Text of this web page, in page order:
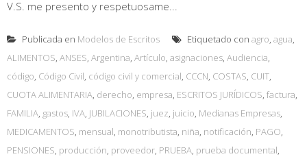
V.S. me presento y respetuosame...
Publicada en Modelos de Escritos Etiquetado con agro, agua,
ALIMENTOS, ANSES, Argentina, Artículo, asignaciones, Audiencia,
código, Código Civil, código civil y comercial, CCCN, COSTAS, CUIT,
CUOTA ALIMENTARIA, derecho, empresa, ESCRITOS JURÍDICOS, factura,
FAMILIA, gastos, IVA, JUBILACIONES, juez, juicio, Medianas Empresas,
MEDICAMENTOS, mensual, monotributista, niña, notificación, PAGO,
PENSIONES, producción, proveedor, PRUEBA, prueba documental,